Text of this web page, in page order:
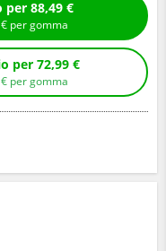
Compra con montaggio per 88,49 €
€ per gomma
Compra senza montaggio per 72,99 €
€ per gomma